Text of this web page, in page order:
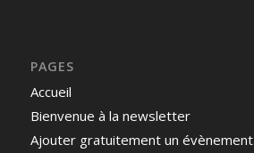
PAGES
Accueil
Bienvenue à la newsletter
Ajouter gratuitement un évènement